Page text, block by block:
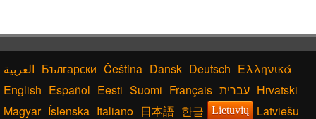
Български Čeština Dansk Deutsch Ελληνικά
English Español Eesti Suomi Français עברית Hrvatski
Magyar Íslenska Italiano 日本語 한글 Lietuvių Latviešu